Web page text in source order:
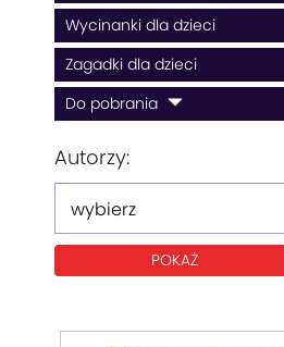
Wycinanki dla dzieci
Zagadki dla dzieci
Do pobrania
Autorzy: